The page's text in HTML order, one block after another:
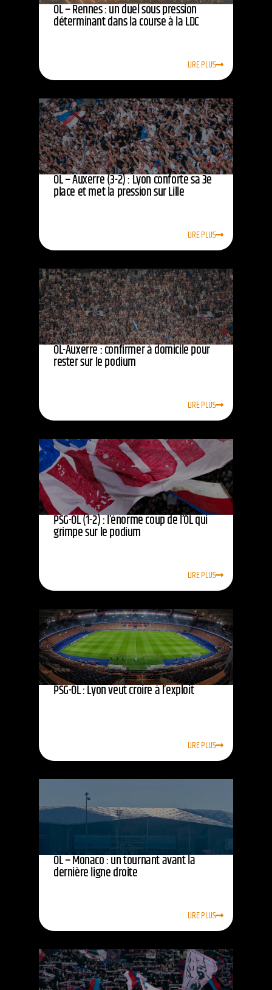
OL – Rennes : un duel sous pression
déterminant dans la course à la LDC
LIRE PLUS
OL – Auxerre (3-2) : Lyon conforte sa 3e
place et met la pression sur Lille
LIRE PLUS
OL-Auxerre : confirmer à domicile pour
rester sur le podium
LIRE PLUS
PSG-OL (1-2) : l’énorme coup de l’OL qui
grimpe sur le podium
LIRE PLUS
PSG-OL : Lyon veut croire à l’exploit
LIRE PLUS
OL – Monaco : un tournant avant la
dernière ligne droite
LIRE PLUS